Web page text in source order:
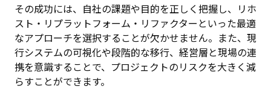
その成功には、自社の課題や目的を正しく把握し、リホ
スト・リプラットフォーム・リファクターといった最適
なアプローチを選択することが欠かせません。また、現
行システムの可視化や段階的な移行、経営層と現場の連
携を意識することで、プロジェクトのリスクを大きく減
らすことができます。